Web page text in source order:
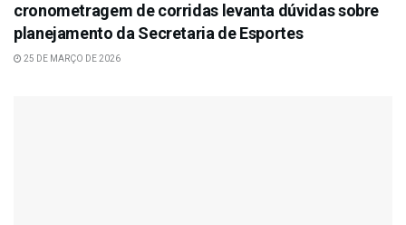
cronometragem de corridas levanta dúvidas sobre
planejamento da Secretaria de Esportes
25 DE MARÇO DE 2026